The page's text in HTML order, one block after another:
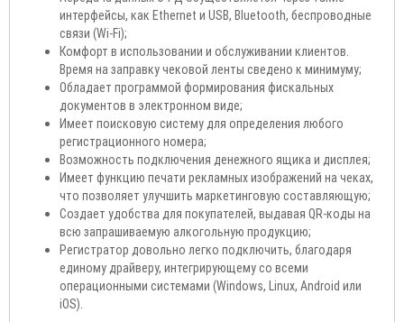
интерфейсы, как Ethernet и USB, Bluetooth, беспроводные
связи (Wi-Fi);
Комфорт в использовании и обслуживании клиентов.
Время на заправку чековой ленты сведено к минимуму;
Обладает программой формирования фискальных
документов в электронном виде;
Имеет поисковую систему для определения любого
регистрационного номера;
Возможность подключения денежного ящика и дисплея;
Имеет функцию печати рекламных изображений на чеках,
что позволяет улучшить маркетинговую составляющую;
Создает удобства для покупателей, выдавая QR-коды на
всю запрашиваемую алкогольную продукцию;
Регистратор довольно легко подключить, благодаря
единому драйверу, интегрирующему со всеми
операционными системами (Windows, Linux, Android или
iOS).